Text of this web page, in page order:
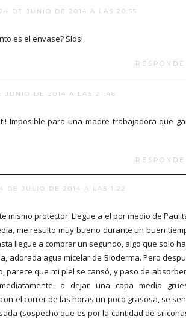
24 DE JUNIO DE 2014 A LAS 20:55
es el envase? Slds!
JUNIO DE 2014 A LAS 21:46
Imposible para una madre trabajadora que
4 DE JULIO DE 2014 A LAS 1:22
mismo protector. Llegue a el por medio de
me resulto muy bueno durante un buen
llegue a comprar un segundo, algo que solo
adorada agua micelar de Bioderma. Pero
parece que mi piel se cansó, y paso de
a dejar una capa media
el correr de las horas un poco grasosa, se
(sospecho que es por la cantidad de